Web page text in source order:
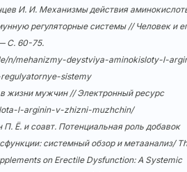
И. И. Механизмы действия
регуляторные системы // Человек и
С. 60-75.
n/mehanizmy-deystviya-aminokisloty-l-
sistemy
жизни мужчин // Электронный ресурс
l-arginin-v-zhizni-muzhchin/
Ё. и соавт. Потенциальная роль добавок
системный обзор и метаанализ/
on Erectile Dysfunction: A Systemic